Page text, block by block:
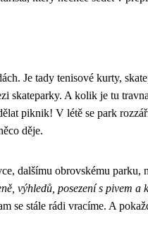
Je tady tenisové kurty,
skateparky. A kolik je tu
piknik! V létě se park
děje.
dalšímu obrovskému parku,
výhledů, posezení s pivem a
se stále rádi vracíme. A